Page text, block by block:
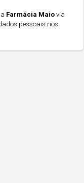
Farmácia Maio via
pessoais nos